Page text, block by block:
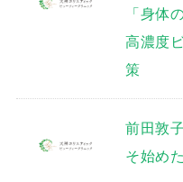
「身体
高濃度
策
前田敦
そ始め